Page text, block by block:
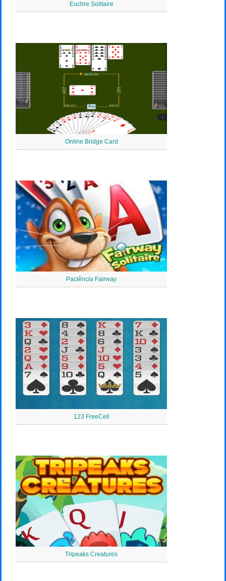
Euchre Solitaire
Online Bridge Card
Paciência Fairway
123 FreeCell
Tripeaks Creatures